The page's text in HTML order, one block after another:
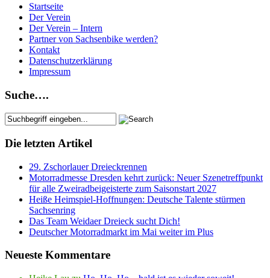
Startseite
Der Verein
Der Verein – Intern
Partner von Sachsenbike werden?
Kontakt
Datenschutzerklärung
Impressum
Suche….
Die letzten Artikel
29. Zschorlauer Dreieckrennen
Motorradmesse Dresden kehrt zurück: Neuer Szenetreffpunkt
für alle Zweiradbeigeisterte zum Saisonstart 2027
Heiße Heimspiel-Hoffnungen: Deutsche Talente stürmen
Sachsenring
Das Team Weidaer Dreieck sucht Dich!
Deutscher Motorradmarkt im Mai weiter im Plus
Neueste Kommentare